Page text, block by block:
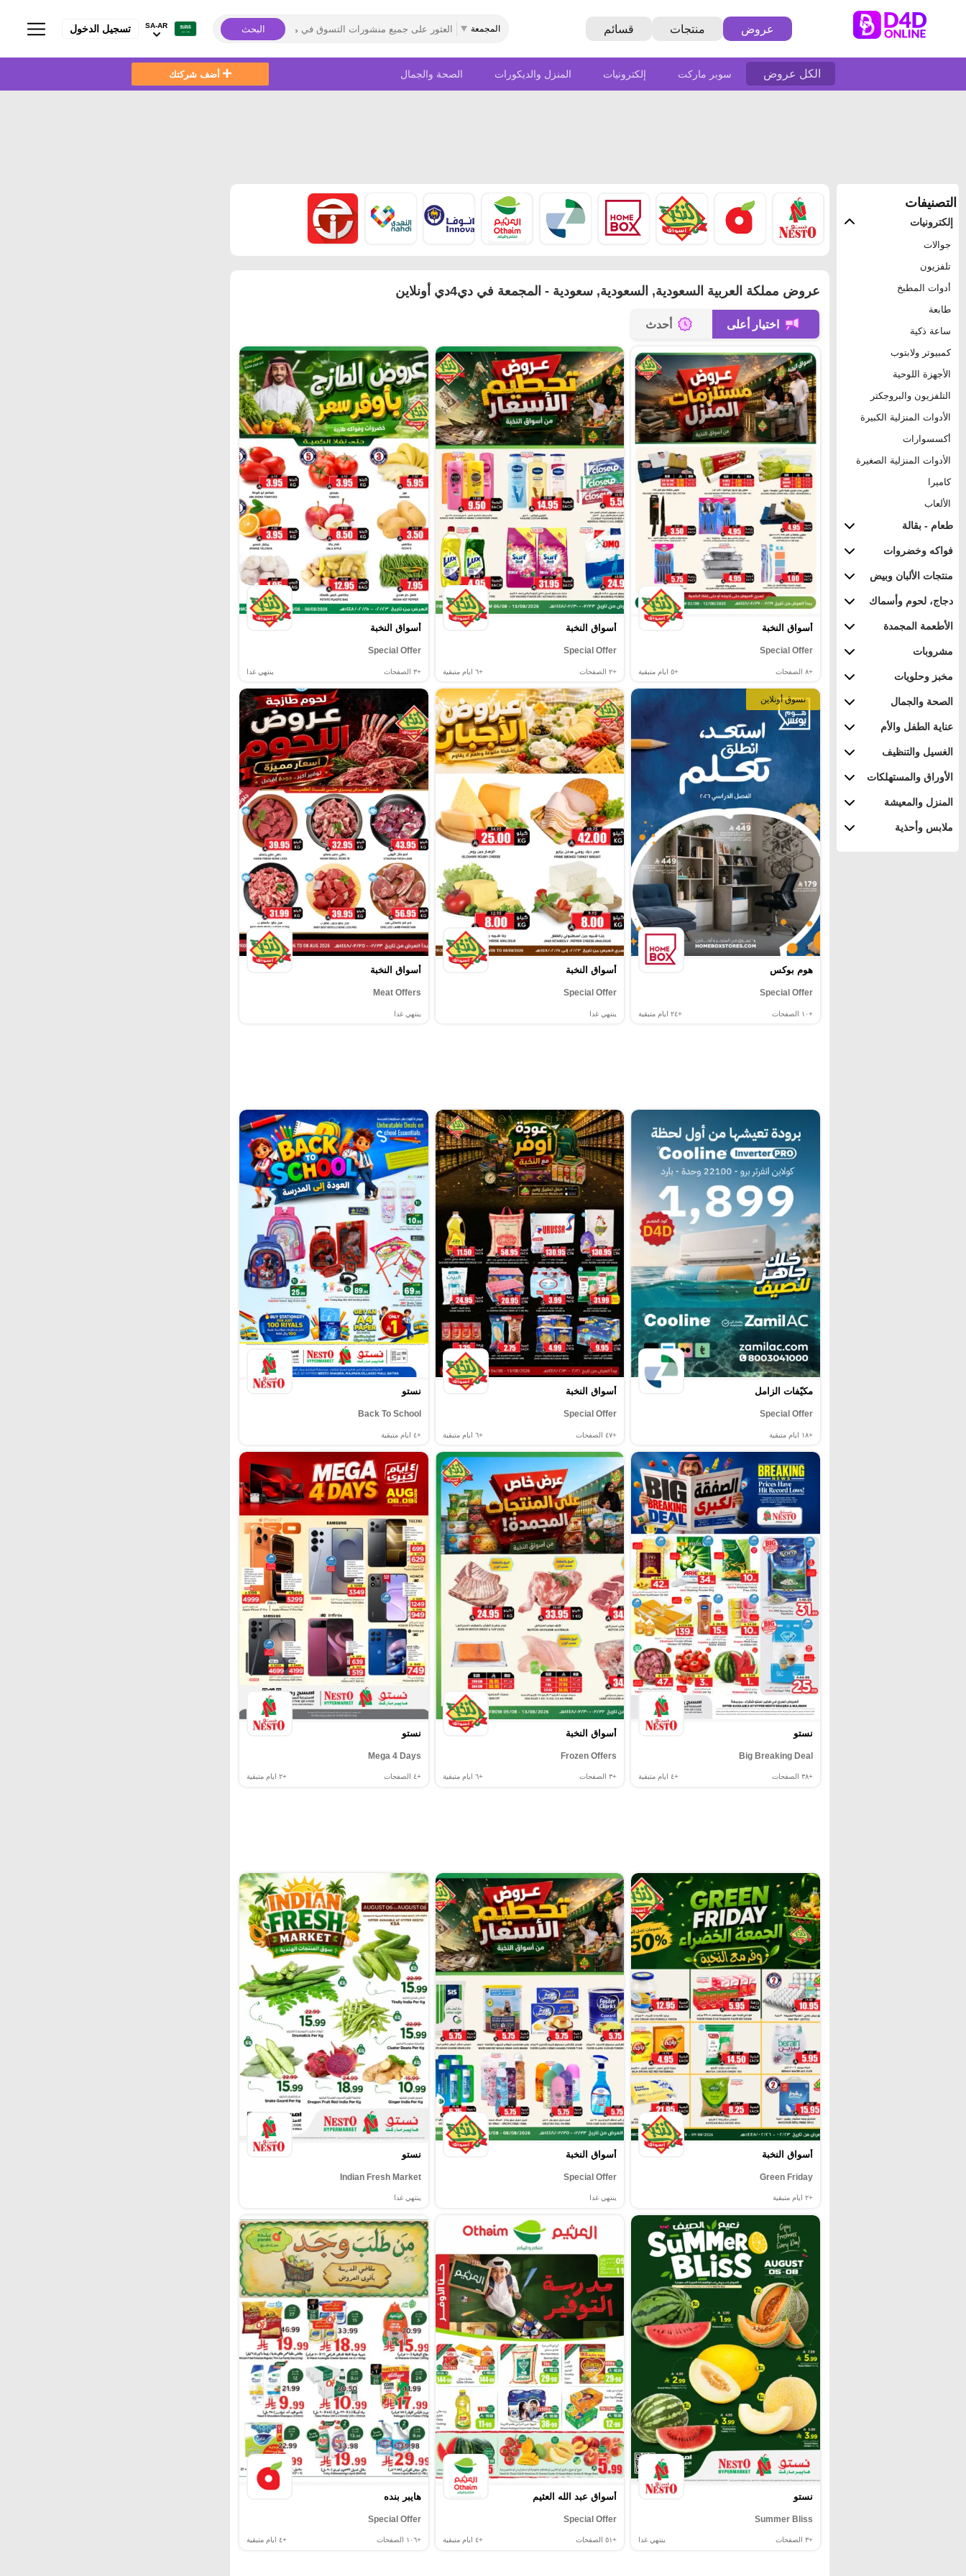
عروض منتجات قسائم المجمعة البحث SA-AR تسجيل الدخول
الكل عروض سوبر ماركت إلكترونيات المنزل والديكورات الصحة والجمال أضف شركتك
التصنيفات
إلكترونيات
جوالات
تلفزيون
أدوات المطبخ
طابعة
ساعة ذكية
كمبيوتر ولابتوب
الأجهزة اللوحية
التلفزيون والبروجكتر
الأدوات المنزلية الكبيرة
أكسسوارات
الأدوات المنزلية الصغيرة
كاميرا
الألعاب
طعام - بقالة
فواكه وخضروات
منتجات الألبان وبيض
دجاج، لحوم وأسماك
الأطعمة المجمدة
مشروبات
مخبز وحلويات
الصحة والجمال
عناية الطفل والأم
الغسيل والتنظيف
الأوراق والمستهلكات
المنزل والمعيشة
ملابس وأحذية
عروض مملكة العربية السعودية, السعودية, سعودية - المجمعة في دي4دي أونلاين
اختيار أعلى أحدث
أسواق النخبة
Special Offer
+٨ الصفحات +٥ ايام متبقية
أسواق النخبة
Special Offer
+٢ الصفحات +٦ ايام متبقية
أسواق النخبة
Special Offer
+٣ الصفحات ينتهي غدا
تسوق أونلاين
هوم بوكس
Special Offer
+١٠ الصفحات +٢٤ ايام متبقية
أسواق النخبة
Special Offer
ينتهي غدا
أسواق النخبة
Meat Offers
ينتهي غدا
مكيّفات الزامل
Special Offer
+١٨ ايام متبقية
أسواق النخبة
Special Offer
+٤٧ الصفحات +٦ ايام متبقية
نستو
Back To School
+٤ ايام متبقية
نستو
Big Breaking Deal
+٣٨ الصفحات +٤ ايام متبقية
أسواق النخبة
Frozen Offers
+٣ الصفحات +٦ ايام متبقية
نستو
Mega 4 Days
+٤ الصفحات +٢ ايام متبقية
أسواق النخبة
Green Friday
+٢ ايام متبقية
أسواق النخبة
Special Offer
ينتهي غدا
نستو
Indian Fresh Market
ينتهي غدا
نستو
Summer Bliss
+٣ الصفحات ينتهي غدا
أسواق عبد الله العثيم
Special Offer
+٥١ الصفحات +٤ ايام متبقية
هايبر بنده
Special Offer
+١٠٦ الصفحات +٤ ايام متبقية